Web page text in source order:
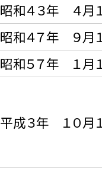
昭和４３年 ４月
昭和４７年 ９月
昭和５７年 １月
平成３年 １０月